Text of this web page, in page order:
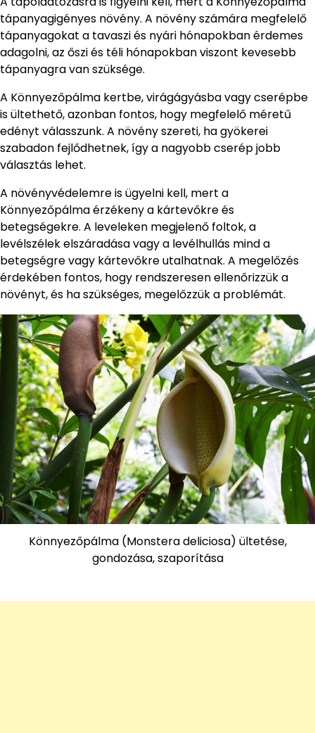
tápanyagigényes növény. A növény számára megfelelő
tápanyagokat a tavaszi és nyári hónapokban érdemes
adagolni, az őszi és téli hónapokban viszont kevesebb
tápanyagra van szüksége.
A Könnyezőpálma kertbe, virágágyásba vagy cserépbe
is ültethető, azonban fontos, hogy megfelelő méretű
edényt válasszunk. A növény szereti, ha gyökerei
szabadon fejlődhetnek, így a nagyobb cserép jobb
választás lehet.
A növényvédelemre is ügyelni kell, mert a
Könnyezőpálma érzékeny a kártevőkre és
betegségekre. A leveleken megjelenő foltok, a
levélszélek elszáradása vagy a levélhullás mind a
betegségre vagy kártevőkre utalhatnak. A megelőzés
érdekében fontos, hogy rendszeresen ellenőrizzük a
növényt, és ha szükséges, megelőzzük a problémát.
Könnyezőpálma (Monstera deliciosa) ültetése,
gondozása, szaporítása